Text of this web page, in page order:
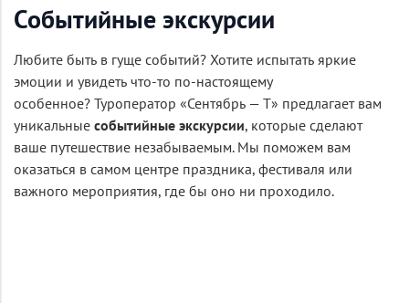
Событийные экскурсии
Любите быть в гуще событий? Хотите испытать яркие
эмоции и увидеть что-то по-настоящему
особенное? Туроператор «Сентябрь — Т» предлагает вам
уникальные событийные экскурсии, которые сделают
ваше путешествие незабываемым. Мы поможем вам
оказаться в самом центре праздника, фестиваля или
важного мероприятия, где бы оно ни проходило.